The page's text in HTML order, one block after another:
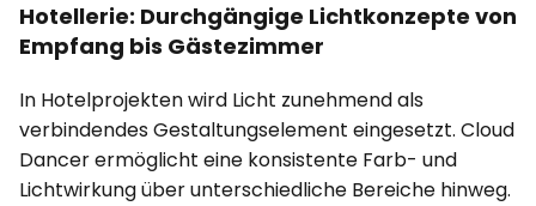
Hotellerie: Durchgängige Lichtkonzepte von
Empfang bis Gästezimmer
In Hotelprojekten wird Licht zunehmend als
verbindendes Gestaltungselement eingesetzt. Cloud
Dancer ermöglicht eine konsistente Farb- und
Lichtwirkung über unterschiedliche Bereiche hinweg.